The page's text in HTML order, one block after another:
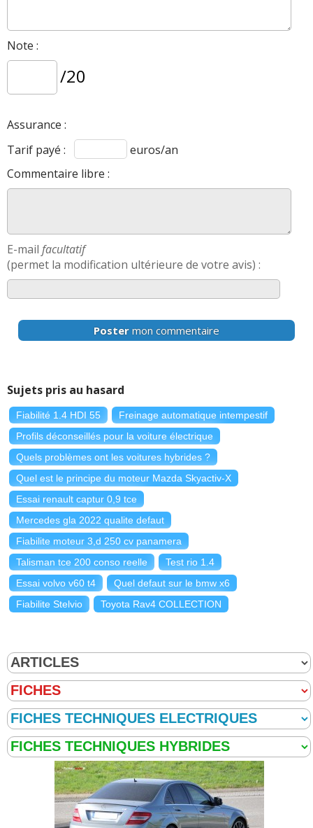
Note :
/20
Assurance :
Tarif payé :
euros/an
Commentaire libre :
E-mail facultatif
(permet la modification ultérieure de votre avis) :
Poster mon commentaire
Sujets pris au hasard
Fiabilité 1.4 HDI 55
Freinage automatique intempestif
Profils déconseillés pour la voiture électrique
Quels problèmes ont les voitures hybrides ?
Quel est le principe du moteur Mazda Skyactiv-X
Essai renault captur 0,9 tce
Mercedes gla 2022 qualite defaut
Fiabilite moteur 3,d 250 cv panamera
Talisman tce 200 conso reelle
Test rio 1.4
Essai volvo v60 t4
Quel defaut sur le bmw x6
Fiabilite Stelvio
Toyota Rav4 COLLECTION